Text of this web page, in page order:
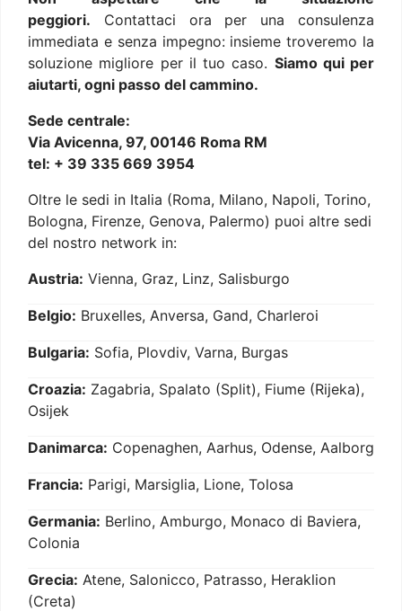
peggiori. Contattaci ora per una consulenza
immediata e senza impegno: insieme troveremo la
soluzione migliore per il tuo caso. Siamo qui per
aiutarti, ogni passo del cammino.
Sede centrale:
Via Avicenna, 97, 00146 Roma RM
tel: + 39 335 669 3954
Oltre le sedi in Italia (Roma, Milano, Napoli, Torino,
Bologna, Firenze, Genova, Palermo) puoi altre sedi
del nostro network in:
Austria: Vienna, Graz, Linz, Salisburgo
Belgio: Bruxelles, Anversa, Gand, Charleroi
Bulgaria: Sofia, Plovdiv, Varna, Burgas
Croazia: Zagabria, Spalato (Split), Fiume (Rijeka),
Osijek
Danimarca: Copenaghen, Aarhus, Odense, Aalborg
Francia: Parigi, Marsiglia, Lione, Tolosa
Germania: Berlino, Amburgo, Monaco di Baviera,
Colonia
Grecia: Atene, Salonicco, Patrasso, Heraklion
(Creta)